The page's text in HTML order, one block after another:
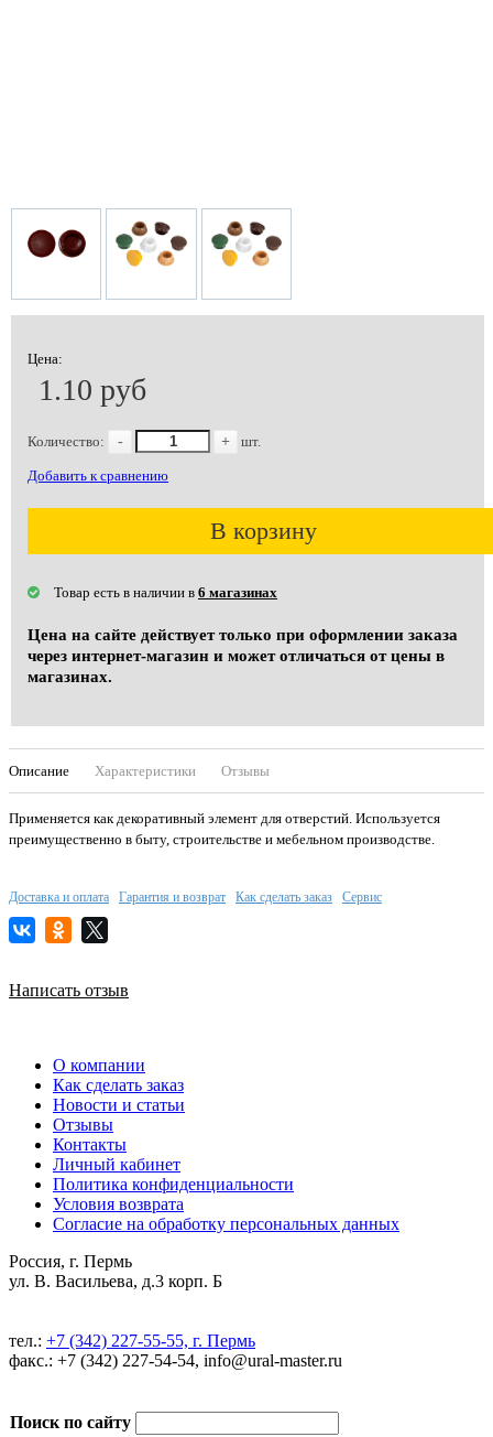
Цена:
1.10 руб
Количество: - + шт.
Добавить к сравнению
В корзину
Товар есть в наличии в 6 магазинах
Цена на сайте действует только при оформлении заказа
через интернет-магазин и может отличаться от цены в
магазинах.
Описание Характеристики Отзывы
Применяется как декоративный элемент для отверстий. Используется
преимущественно в быту, строительстве и мебельном производстве.
Доставка и оплата Гарантия и возврат Как сделать заказ Сервис
Написать отзыв
О компании
Как сделать заказ
Новости и статьи
Отзывы
Контакты
Личный кабинет
Политика конфиденциальности
Условия возврата
Согласие на обработку персональных данных
Россия, г. Пермь
ул. В. Васильева, д.3 корп. Б
тел.: +7 (342) 227-55-55, г. Пермь
факс.: +7 (342) 227-54-54, info@ural-master.ru
Поиск по сайту